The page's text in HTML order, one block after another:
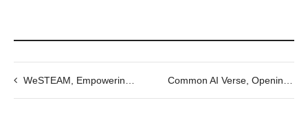
WeSTEAM, Empowering women through STEAM. 26th Oct